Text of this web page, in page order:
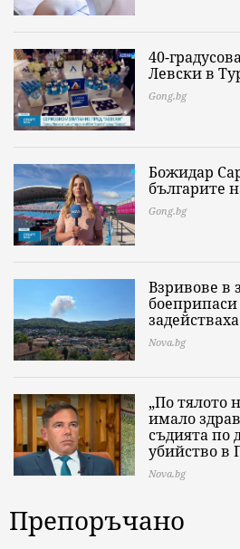
40-
Левски в
Gong.bg
Божидар
българите
Gong.bg
Взривове в
Nova.bg
„По тялото
имало
съдията по
убийство в
Nova.bg
Препоръчано